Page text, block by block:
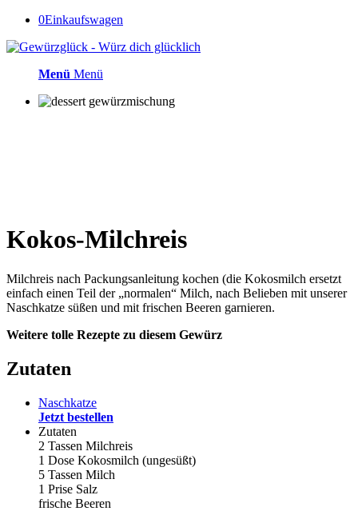
0Einkaufswagen
Menü Menü
Kokos-Milchreis
Milchreis nach Packungsanleitung kochen (die Kokosmilch ersetzt
einfach einen Teil der „normalen“ Milch, nach Belieben mit unserer
Naschkatze süßen und mit frischen Beeren garnieren.
Weitere tolle Rezepte zu diesem Gewürz
Zutaten
Naschkatze
Jetzt bestellen
Zutaten
2 Tassen Milchreis
1 Dose Kokosmilch (ungesüßt)
5 Tassen Milch
1 Prise Salz
frische Beeren